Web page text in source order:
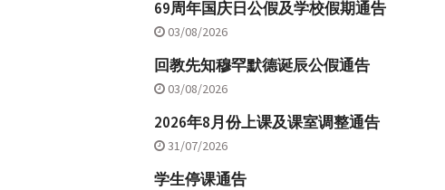
69周年国庆日公假及学校假期通告
03/08/2026
回教先知穆罕默德诞辰公假通告
03/08/2026
2026年8月份上课及课室调整通告
31/07/2026
学生停课通告